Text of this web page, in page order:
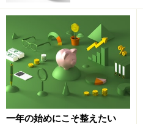
一年の始めにこそ整えたい